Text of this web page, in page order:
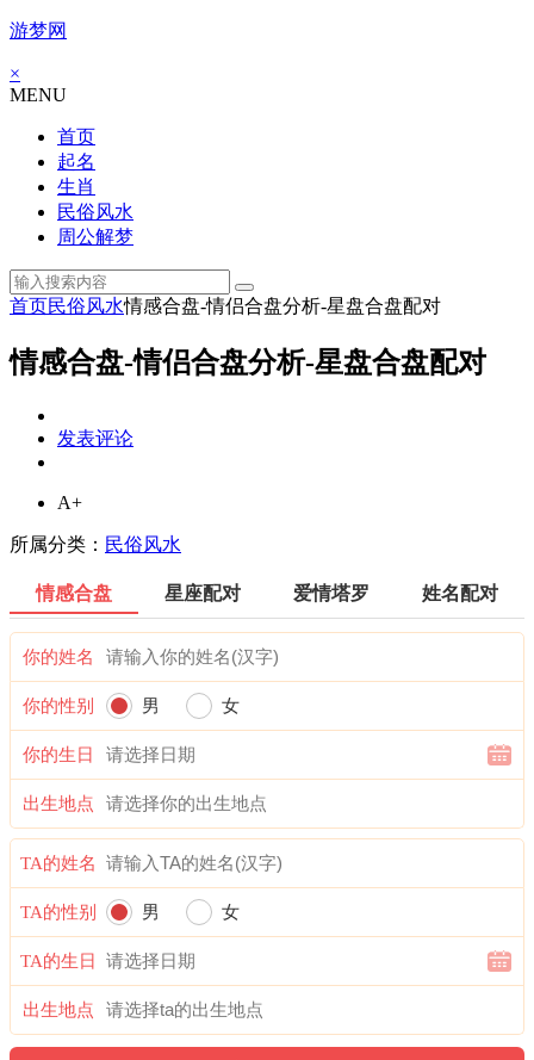
游梦网
×
MENU
首页
起名
生肖
民俗风水
周公解梦
首页民俗风水情感合盘-情侣合盘分析-星盘合盘配对
情感合盘-情侣合盘分析-星盘合盘配对
发表评论
A+
所属分类： 民俗风水
情感合盘 星座配对 爱情塔罗 姓名配对
你的姓名
你的性别 男 女
你的生日
出生地点
TA的姓名
TA的性别 男 女
TA的生日
出生地点